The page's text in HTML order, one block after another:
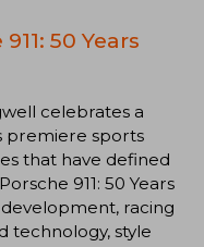
50 Years
celebrates a
premiere sports
that have defined
911: 50 Years
racing
technology, style